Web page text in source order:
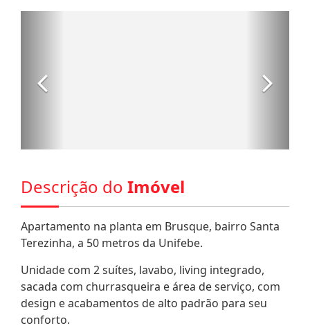
Descrição do Imóvel
Apartamento na planta em Brusque, bairro Santa
Terezinha, a 50 metros da Unifebe.
Unidade com 2 suítes, lavabo, living integrado,
sacada com churrasqueira e área de serviço, com
design e acabamentos de alto padrão para seu
conforto.